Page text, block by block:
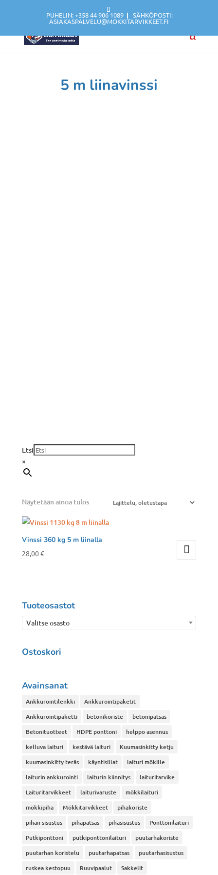
PUHELIN: +358 44 906 1089 |SÄHKÖPOSTI:
ASIAKASPALVELU@MOKKITARVIKKEET.FI
5 m liinavinssi
Etsi
×
Näytetään ainoa tulos
Vinssi 360 kg 5 m liinalla
28,00€
Tuoteosastot
Valitse osasto
Ostoskori
Avainsanat
Ankkurointilenkki
Ankkurointipaketit
Ankkurointipaketti
betonikoriste
betonipatsas
Betonituotteet
HDPE ponttoni
helppo asennus
kelluva laituri
kestävä laituri
Kuumasinkitty ketju
kuumasinkitty teräs
käyntisillat
laituri mökille
laiturin ankkurointi
laiturin kiinnitys
laituritarvike
Laituritarvikkeet
laiturivaruste
mökkilaituri
mökkipiha
Mökkitarvikkeet
pihakoriste
pihan sisustus
pihapatsas pihasisustus
Ponttonilaituri
Putkiponttoni
putkiponttonilaituri
puutarhakoriste
puutarhan koristelu
puutarhapatsas
puutarhasisustus
ruskea kestopuu
Ruuvipaalut Sakkelit